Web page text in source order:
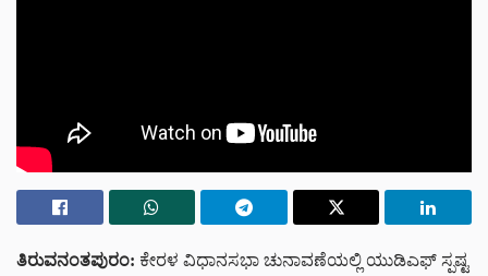
ತಿರುವನಂತಪುರಂ: ಕೇರಳ ವಿಧಾನಸಭಾ ಚುನಾವಣೆಯಲ್ಲಿ ಯುಡಿಎಫ್ ಸ್ಪಷ್ಟ